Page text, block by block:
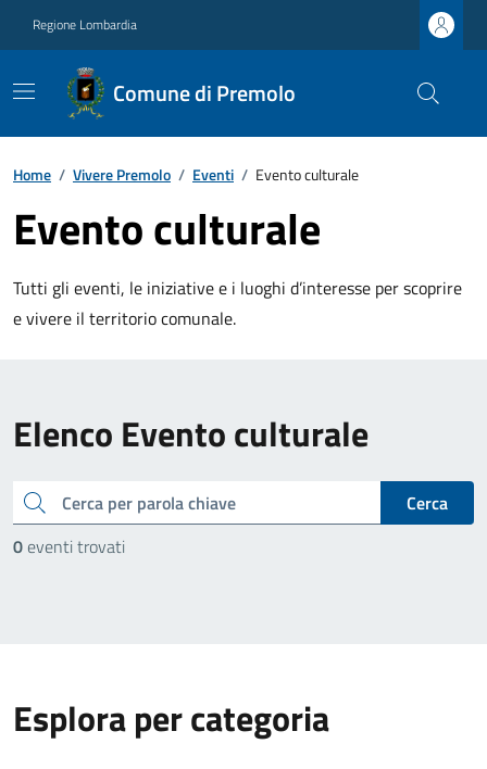
Regione Lombardia
Comune di Premolo
Home / Vivere Premolo / Eventi / Evento culturale
Evento culturale
Tutti gli eventi, le iniziative e i luoghi d’interesse per scoprire
e vivere il territorio comunale.
Elenco Evento culturale
cerca
Cerca
0eventi trovati
Esplora per categoria